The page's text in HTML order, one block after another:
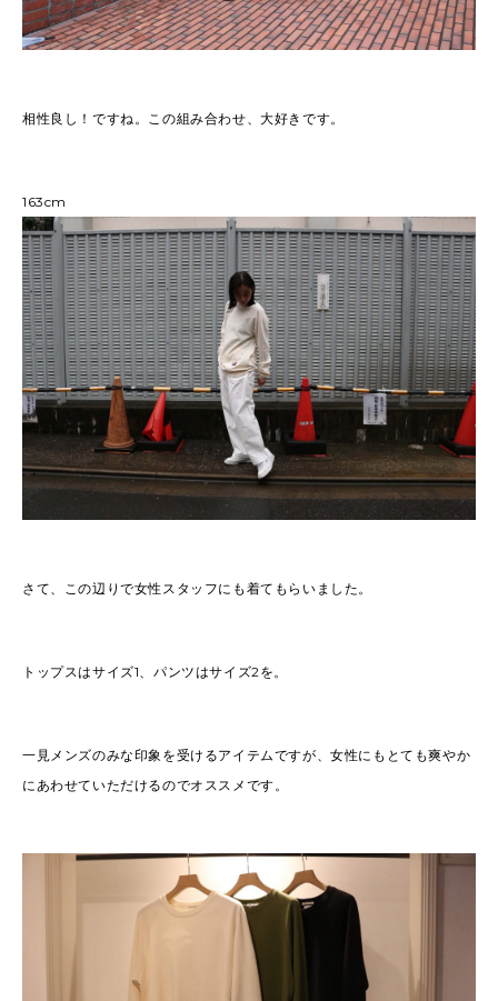
相性良し！ですね。この組み合わせ、大好きです。
163cm
さて、この辺りで女性スタッフにも着てもらいました。
トップスはサイズ1、パンツはサイズ2を。
一見メンズのみな印象を受けるアイテムですが、女性にもとても爽やか
にあわせていただけるのでオススメです。